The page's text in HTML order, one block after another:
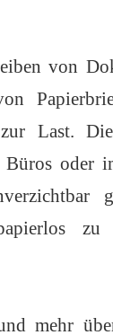
von
Last.
Büros oder
zu
mehr